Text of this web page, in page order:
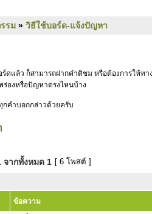
รม » วิธีใช้บอร์ด-แจ้งปัญหา
ดแล้ว ก็สามารถฝากคำติชม หรือต้องการให้ท
ร่องหรือปัญหาตรงไหนบ้าง
คำบอกกล่าวด้วยครับ
จากทั้งหมด 1 [ 6 โพสต์ ]
ข้อความ